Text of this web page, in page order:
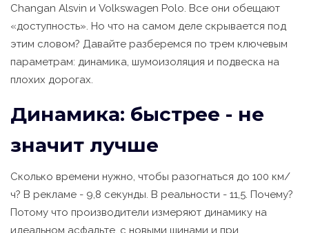
Changan Alsvin и Volkswagen Polo. Все они обещают
«доступность». Но что на самом деле скрывается под
этим словом? Давайте разберемся по трем ключевым
параметрам: динамика, шумоизоляция и подвеска на
плохих дорогах.
Динамика: быстрее - не
значит лучше
Сколько времени нужно, чтобы разогнаться до 100 км/
ч? В рекламе - 9,8 секунды. В реальности - 11,5. Почему?
Потому что производители измеряют динамику на
идеальном асфальте, с новыми шинами и при